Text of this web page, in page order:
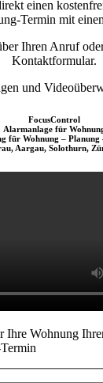
einen
Termin mit
Ihren Anruf
Kontaktformular.
FocusControl
Alarmanlage für
für Wohnung –
Aargau, Solothurn,
Ihre Wohnung